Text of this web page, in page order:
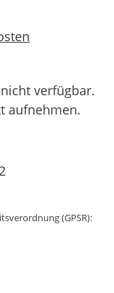
verfügbar.
aufnehmen.
(GPSR):